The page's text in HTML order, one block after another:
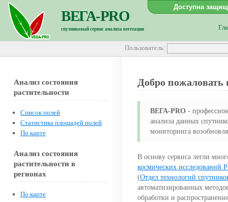
Доступна
ВЕГА-РRO
спутниковый сервис анализа вегетации
Пользователь:
Добро
ВЕГА-РRO -
анализа данных
мониторинга
В основу сервиса легли
космических исследований
(Отдел технологий
автоматизированных
обработки и
Анализ состояния
растительности
Список полей
Статистика площадей полей
По карте
Анализ состояния
растительности в
регионах
По карте